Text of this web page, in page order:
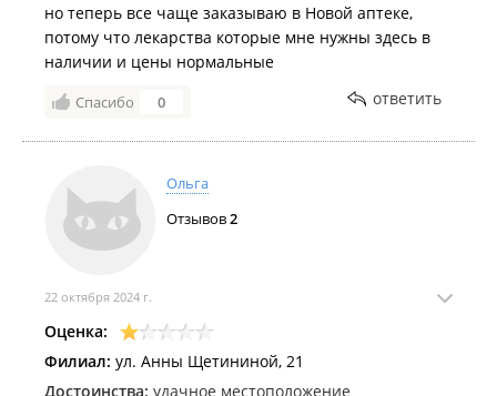
но теперь все чаще заказываю в Новой аптеке,
потому что лекарства которые мне нужны здесь в
наличии и цены нормальные
Спасибо 0 ответить
Ольга
Отзывов2
22 октября 2024 г.
Оценка:
Филиал: ул. Анны Щетининой, 21
Достоинства: удачное местоположение